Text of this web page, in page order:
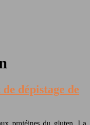
dépistage de
protéines du gluten. La